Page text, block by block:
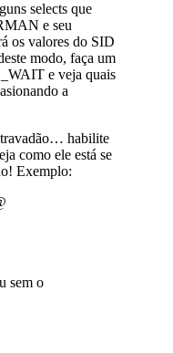
selects que
e seu
os valores do SID
modo, faça um
e veja quais
a
habilite
como ele está se
Exemplo:
sem o